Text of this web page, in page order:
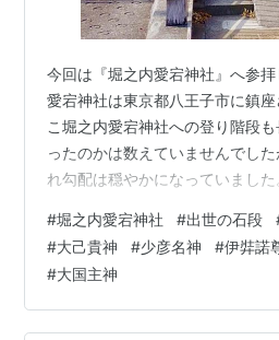
今回は『堀之内愛宕神社』へ参
愛宕神社は東京都八王子市に鎮
こ堀之内愛宕神社への登り階段
ったのかは数えていませんでし
れ勾配は穏やかになっていました
いそうになります。 堀之内愛宕
神(かぐつちのかみ)"、"大己貴神(
み)"、"少彦名神(すくなひこなの
(かぐつちのかみ)"は記紀に登場
#堀之内愛宕神社 #出世の石段
#大己貴神 #少彦名神 #伊弉諾
#大国主神